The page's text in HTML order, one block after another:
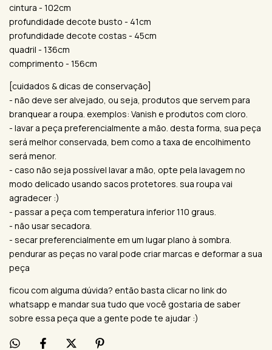
cintura - 102cm
profundidade decote busto - 41cm
profundidade decote costas - 45cm
quadril - 136cm
comprimento - 156cm
[cuidados & dicas de conservação]
- não deve ser alvejado, ou seja, produtos que servem para
branquear a roupa. exemplos: Vanish e produtos com cloro.
- lavar a peça preferencialmente a mão. desta forma, sua peça
será melhor conservada, bem como a taxa de encolhimento
será menor.
- caso não seja possível lavar a mão, opte pela lavagem no
modo delicado usando sacos protetores. sua roupa vai
agradecer :)
- passar a peça com temperatura inferior 110 graus.
- não usar secadora.
- secar preferencialmente em um lugar plano à sombra.
pendurar as peças no varal pode criar marcas e deformar a sua
peça
ficou com alguma dúvida? então basta clicar no link do
whatsapp e mandar sua tudo que você gostaria de saber
sobre essa peça que a gente pode te ajudar :)